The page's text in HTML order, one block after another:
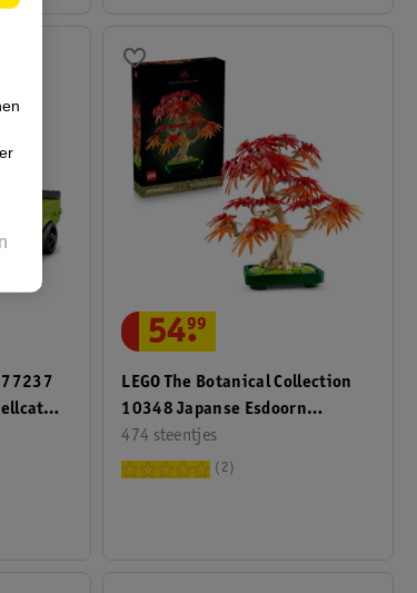
77237
LEGO The Botanical Collection
10348 Japanse Esdoorn
Bonsaiboompje
474 steentjes
54.
99
2